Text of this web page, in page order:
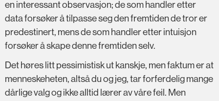
en interessant observasjon; de som handler etter
data forsøker å tilpasse seg den fremtiden de tror er
predestinert, mens de som handler etter intuisjon
forsøker å skape denne fremtiden selv.
Det høres litt pessimistisk ut kanskje, men faktum er at
menneskeheten, altså du og jeg, tar forferdelig mange
dårlige valg og ikke alltid lærer av våre feil. Men